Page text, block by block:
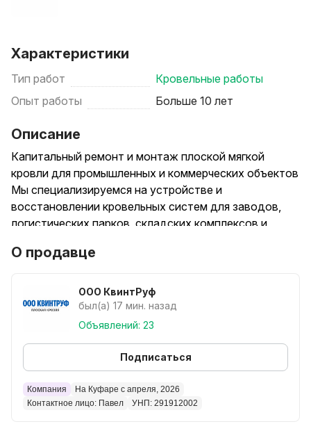
Характеристики
Тип работ
Кровельные работы
Опыт работы
Больше 10 лет
Описание
Капитальный ремонт и монтаж плоской мягкой
кровли для промышленных и коммерческих объектов
Мы специализируемся на устройстве и
восстановлении кровельных систем для заводов,
логистических парков, складских комплексов и
специфику работы с крупным бизнесом: мы
осадков без остановки или нарушения ваших
производственных процессов.
Наши преимущества для B2B-сектора:
• Готовность к большим объемам: Оперативно
мобилизуем укомплектованные бригады для работы
на масштабных площадях. Выполняем работы
быстро и строго соблюдаем утвержденные графики.
• Официальное сотрудничество: Работаем по
О продавце
ООО КвинтРуф
был(а) 17 мин. назад
Объявлений: 23
Подписаться
Компания
На Куфаре с апреля, 2026
Контактное лицо: Павел
УНП: 291912002